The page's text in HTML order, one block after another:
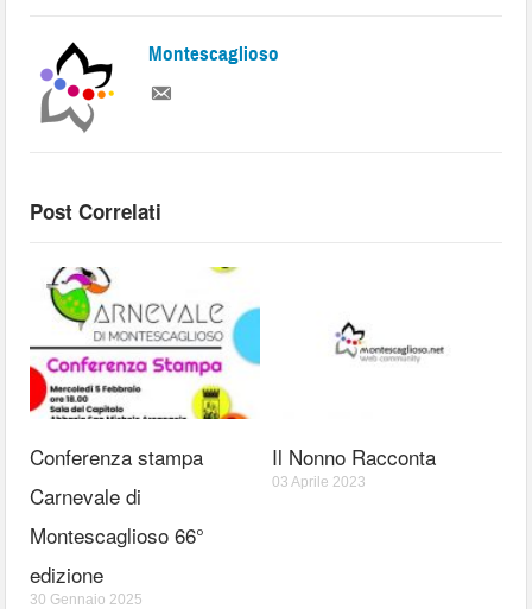
Montescaglioso
Post Correlati
Conferenza stampa
Carnevale di
Montescaglioso 66°
edizione
30 Gennaio 2025
Il Nonno Racconta
03 Aprile 2023